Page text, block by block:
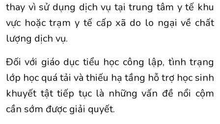
thay vì sử dụng dịch vụ tại trung tâm y tế khu
vực hoặc trạm y tế cấp xã do lo ngại về chất
lượng dịch vụ.
Đối với giáo dục tiểu học công lập, tình trạng
lớp học quá tải và thiếu hạ tầng hỗ trợ học sinh
khuyết tật tiếp tục là những vấn đề nổi cộm
cần sớm được giải quyết.